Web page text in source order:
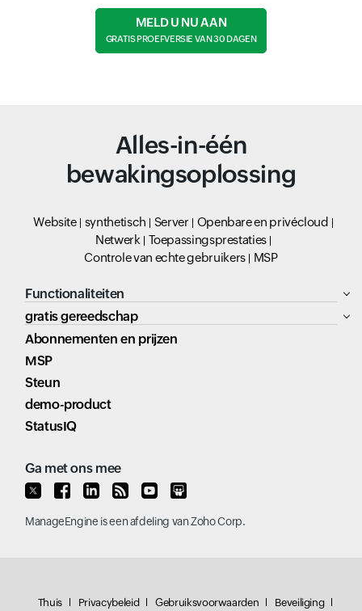
MELD U NU AAN
GRATIS PROEFVERSIE VAN 30 DAGEN
Alles-in-één
bewakingsoplossing
Website synthetisch Server
Openbare en privécloud
Netwerk
Toepassingsprestaties
Controle van echte gebruikers
MSP
Functionaliteiten
gratis gereedschap
Abonnementen en prijzen
MSP
Steun
demo-product
StatusIQ
Ga met ons mee
ManageEngine is een afdeling vanZoho Corp.
Thuis Privacybeleid Gebruiksvoorwaarden Beveiliging